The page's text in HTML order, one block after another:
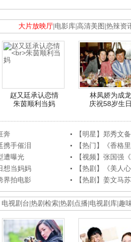
大片放映厅 电影库 高清美图 热辣资
赵又廷承认恋情
朱茵顺利当妈
林凤娇为成龙
庆祝58岁生
奔
【明星】郑秀文
携手催泪
【热门】《香格
遭曝光
【视频】张国强
想当妈妈
【热剧】《美人
界拍电影
【热剧】姜文马
电视剧台 热剧检索 热剧点播 电视剧库 趣